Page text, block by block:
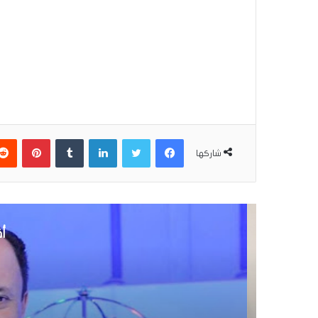
شاركها
فيسبوكتويتر لينكدإن